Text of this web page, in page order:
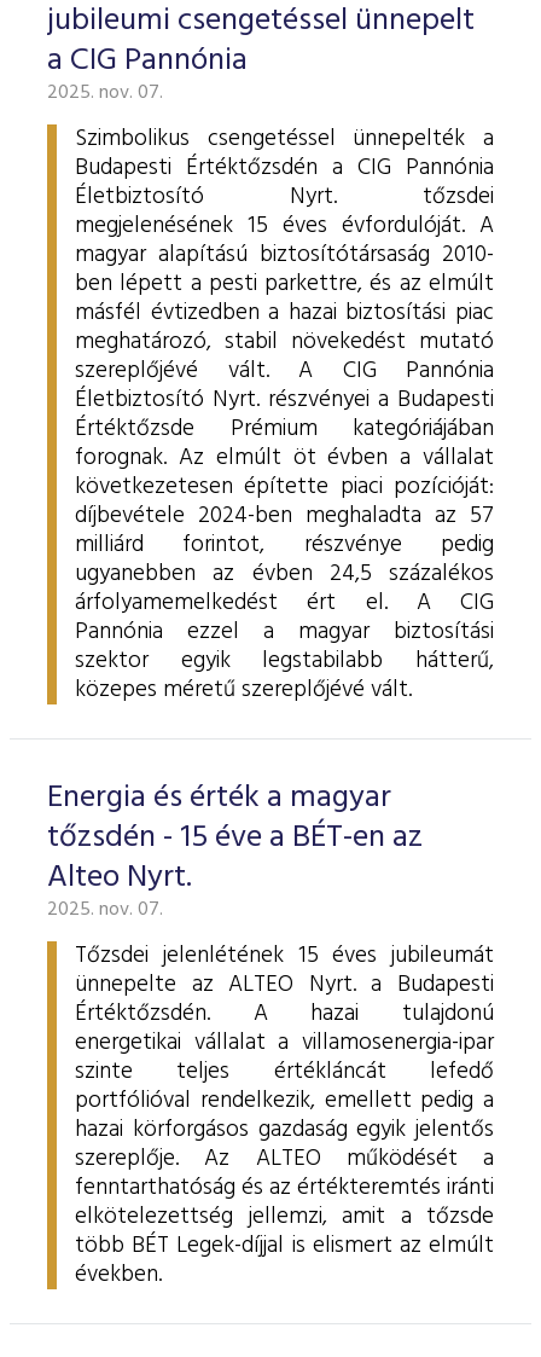
jubileumi csengetéssel ünnepelt
a CIG Pannónia
2025. nov. 07.
Szimbolikus csengetéssel ünnepelték a
Budapesti Értéktőzsdén a CIG Pannónia
Életbiztosító Nyrt. tőzsdei
megjelenésének 15 éves évfordulóját. A
magyar alapítású biztosítótársaság 2010-
ben lépett a pesti parkettre, és az elmúlt
másfél évtizedben a hazai biztosítási piac
meghatározó, stabil növekedést mutató
szereplőjévé vált. A CIG Pannónia
Életbiztosító Nyrt. részvényei a Budapesti
Értéktőzsde Prémium kategóriájában
forognak. Az elmúlt öt évben a vállalat
következetesen építette piaci pozícióját:
díjbevétele 2024-ben meghaladta az 57
milliárd forintot, részvénye pedig
ugyanebben az évben 24,5 százalékos
árfolyamemelkedést ért el. A CIG
Pannónia ezzel a magyar biztosítási
szektor egyik legstabilabb hátterű,
közepes méretű szereplőjévé vált.
Energia és érték a magyar
tőzsdén - 15 éve a BÉT-en az
Alteo Nyrt.
2025. nov. 07.
Tőzsdei jelenlétének 15 éves jubileumát
ünnepelte az ALTEO Nyrt. a Budapesti
Értéktőzsdén. A hazai tulajdonú
energetikai vállalat a villamosenergia-ipar
szinte teljes értékláncát lefedő
portfólióval rendelkezik, emellett pedig a
hazai körforgásos gazdaság egyik jelentős
szereplője. Az ALTEO működését a
fenntarthatóság és az értékteremtés iránti
elkötelezettség jellemzi, amit a tőzsde
több BÉT Legek-díjjal is elismert az elmúlt
években.